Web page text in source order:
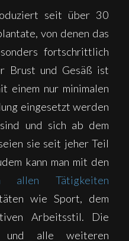
seit über 30
von denen das
fortschrittlich
Brust und Gesäß ist
einem nur minimalen
eingesetzt werden
und sich ab dem
sie seit jeher Teil
kann man mit den
allen Tätigkeiten
wie Sport, dem
Arbeitsstil. Die
und alle weiteren